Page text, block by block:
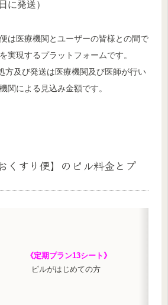
に発送）
は医療機関とユーザーの皆様との間で
実現するプラットフォームです。
方及び発送は医療機関及び医師が行い
関による見込み金額です。
くすり便】のピル料金とプ
《定期プラン13シート》
ピルがはじめての方